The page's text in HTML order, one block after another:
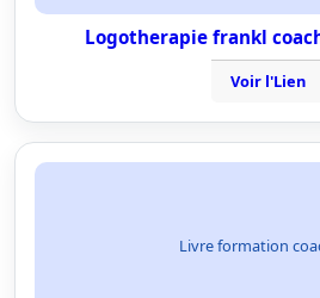
Logotherapie frankl
Voir l'Lien
Livre formation